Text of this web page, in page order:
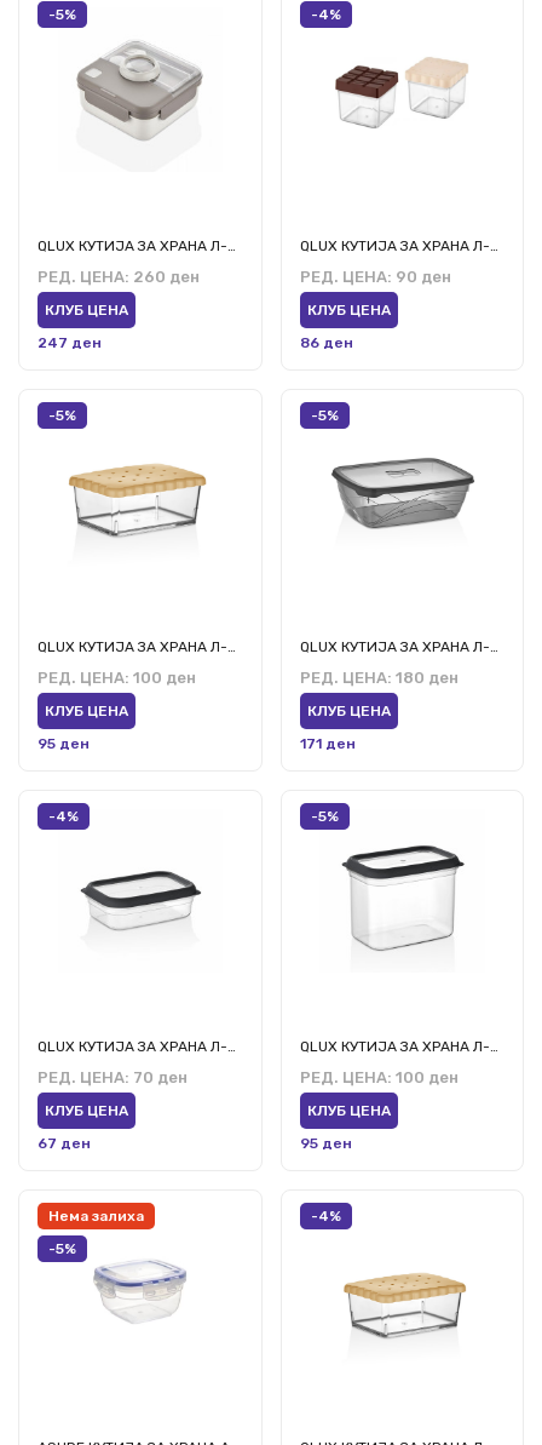
-5%
QLUX КУТИЈА ЗА ХРАНА Л-00927
РЕД. ЦЕНА: 260 ден
КЛУБ ЦЕНА
247 ден
-4%
QLUX КУТИЈА ЗА ХРАНА Л-00775
РЕД. ЦЕНА: 90 ден
КЛУБ ЦЕНА
86 ден
-5%
РЕД. ЦЕНА: 100 ден
КЛУБ ЦЕНА
95 ден
-5%
РЕД. ЦЕНА: 180 ден
КЛУБ ЦЕНА
171 ден
-4%
QLUX КУТИЈА ЗА ХРАНА Л-00972 700 МЛ
РЕД. ЦЕНА: 70 ден
КЛУБ ЦЕНА
67 ден
-5%
QLUX КУТИЈА ЗА ХРАНА Л-00974 1900МЛ
РЕД. ЦЕНА: 100 ден
КЛУБ ЦЕНА
95 ден
Нема залиха
-5%
-4%